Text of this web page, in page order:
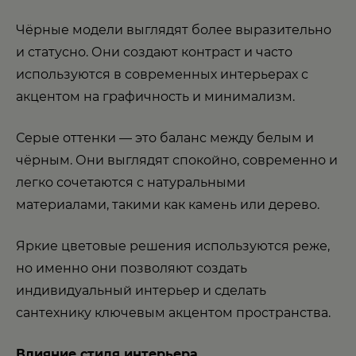
Чёрные модели выглядят более выразительно
и статусно. Они создают контраст и часто
используются в современных интерьерах с
акцентом на графичность и минимализм.
Серые оттенки — это баланс между белым и
чёрным. Они выглядят спокойно, современно и
легко сочетаются с натуральными
материалами, такими как камень или дерево.
Яркие цветовые решения используются реже,
но именно они позволяют создать
индивидуальный интерьер и сделать
сантехнику ключевым акцентом пространства.